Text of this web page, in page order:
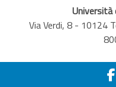
Università
Via Verdi, 8 - 10124